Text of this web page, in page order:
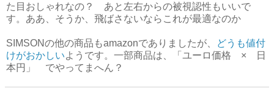
た目おしゃれなの？ あと左右からの被視認性もいいで
す。ああ、そうか、飛ばさないならこれが最適なのか
SIMSONの他の商品もamazonでありましたが、
どうも値付
けがおかしいようです。一部商品は、「ユーロ価格 × 日
本円」 でやってまへん？